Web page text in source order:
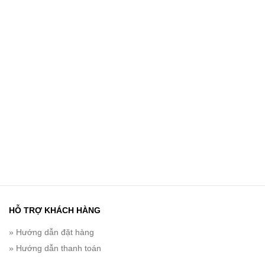
HỖ TRỢ KHÁCH HÀNG
» Hướng dẫn đặt hàng
» Hướng dẫn thanh toán